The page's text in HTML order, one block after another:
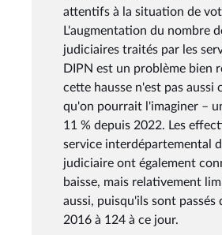
attentifs à la situation de
L'augmentation du nombre
judiciaires traités par les
DIPN est un problème bien
cette hausse n'est pas aussi
qu'on pourrait l'imaginer –
11 % depuis 2022. Les
service interdépartemental
judiciaire ont également
baisse, mais relativement
aussi, puisqu'ils sont passés
2016 à 124 à ce jour.